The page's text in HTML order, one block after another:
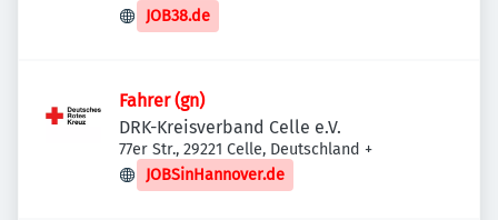
Braunschweig, Deutschland
JOB38.de
Fahrer (gn)
DRK-Kreisverband Celle e.V.
77er Str., 29221 Celle, Deutschland +
JOBSinHannover.de